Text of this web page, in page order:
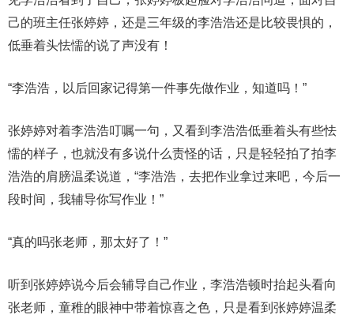
己的班主任张婷婷，还是三年级的李浩浩还是比较畏惧的，
低垂着头怯懦的说了声没有！
“李浩浩，以后回家记得第一件事先做作业，知道吗！”
张婷婷对着李浩浩叮嘱一句，又看到李浩浩低垂着头有些怯
懦的样子，也就没有多说什么责怪的话，只是轻轻拍了拍李
浩浩的肩膀温柔说道，“李浩浩，去把作业拿过来吧，今后一
段时间，我辅导你写作业！”
“真的吗张老师，那太好了！”
听到张婷婷说今后会辅导自己作业，李浩浩顿时抬起头看向
张老师，童稚的眼神中带着惊喜之色，只是看到张婷婷温柔